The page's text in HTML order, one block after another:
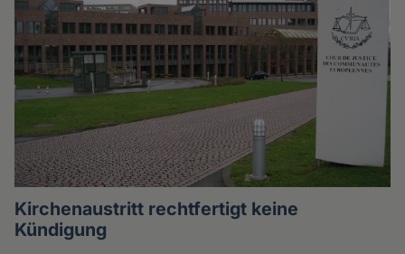
Kirchenaustritt rechtfertigt keine
Kündigung